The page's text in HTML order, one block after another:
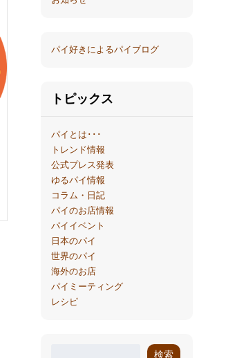
パイ好きによるパイブログ
トピックス
パイとは･･･
トレンド情報
公式プレス発表
ゆるパイ情報
コラム・日記
パイのお店情報
パイイベント
日本のパイ
世界のパイ
海外のお店
パイミーティング
レシピ
検索